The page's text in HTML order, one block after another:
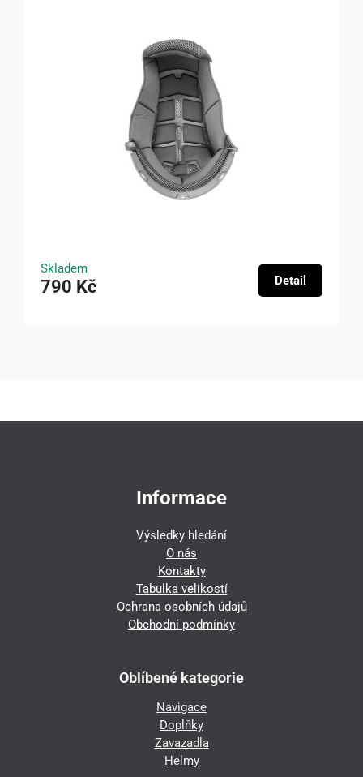
Skladem
790 Kč Detail
Informace
Výsledky hledání
O nás
Kontakty
Tabulka velikostí
Ochrana osobních údajů
Obchodní podmínky
Oblíbené kategorie
Navigace
Doplňky
Zavazadla
Helmy